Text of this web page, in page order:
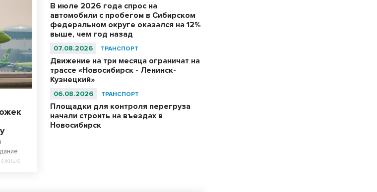
В июле 2026 года спрос на
автомобили с пробегом в Сибирском
федеральном округе оказался на 12%
выше, чем год назад
07.08.2026 ТРАНСПОРТ
Движение на три месяца ограничат на
трассе «Новосибирск - Ленинск-
Кузнецкий»
06.08.2026 ТРАНСПОРТ
Площадки для контроля перегруза
начали строить на въездах в
Новосибирск